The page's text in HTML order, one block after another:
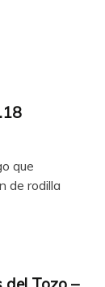
que
de rodilla